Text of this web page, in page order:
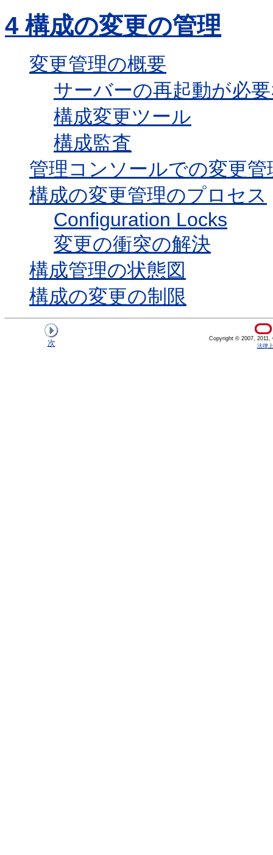
4 構成の変更の管理
変更管理の概要
サーバーの再起動が必
構成変更ツール
構成監査
管理コンソールでの変更管
構成の変更管理のプロセス
Configuration Locks
変更の衝突の解決
構成管理の状態図
構成の変更の制限
次
Copyright © 2007, 2011,
法律